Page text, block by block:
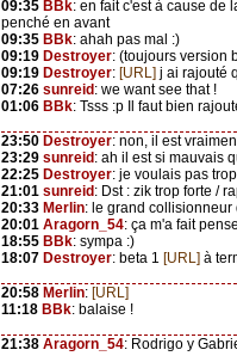
09:35 BBk: en fait c'est à cause de
penché en avant
09:35 BBk: ahah pas mal :)
09:19 Destroyer: (toujours version
09:19 Destroyer: [URL] j ai rajouté
07:26 sunreid : we want see that !
01:06 BBk: Tsss :p Il faut bien
23:50 Destroyer: non, il est
23:29 sunreid : ah il est si mauvais
22:25 Destroyer: je voulais pas
21:01 sunreid : Dst : zik trop forte /
20:33 Merlin: le grand collisionneur
20:01 Aragorn_54: ça m'a fait
18:55 BBk: sympa :)
18:07 Destroyer: beta 1 [URL] à
20:58 Merlin: [URL]
11:18 BBk: balaise !
21:38 Aragorn_54: Rodrigo y